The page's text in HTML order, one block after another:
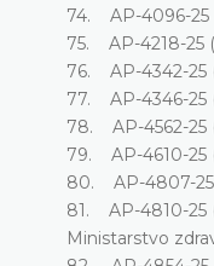
74. AP-4096-
75. AP-4218-
76. AP-4342-
77. AP-4346-
78. AP-4562-
79. AP-4610-
80. AP-4807-
81. AP-4810-25
Ministarstvo